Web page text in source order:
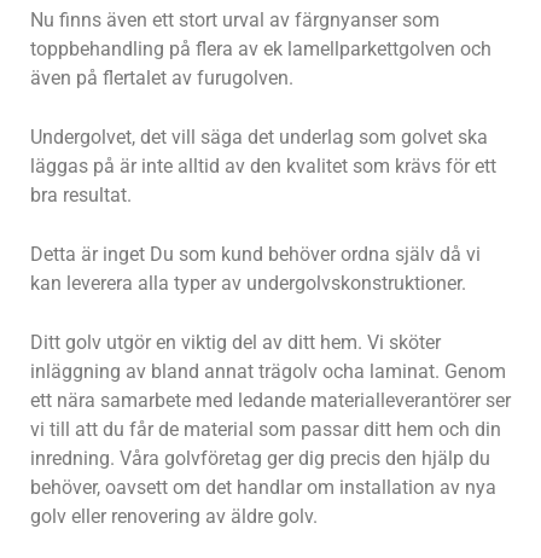
Nu finns även ett stort urval av färgnyanser som
toppbehandling på flera av ek lamellparkettgolven och
även på flertalet av furugolven.
Undergolvet, det vill säga det underlag som golvet ska
läggas på är inte alltid av den kvalitet som krävs för ett
bra resultat.
Detta är inget Du som kund behöver ordna själv då vi
kan leverera alla typer av undergolvskonstruktioner.
Ditt golv utgör en viktig del av ditt hem. Vi sköter
inläggning av bland annat trägolv ocha laminat. Genom
ett nära samarbete med ledande materialleverantörer ser
vi till att du får de material som passar ditt hem och din
inredning. Våra golvföretag ger dig precis den hjälp du
behöver, oavsett om det handlar om installation av nya
golv eller renovering av äldre golv.